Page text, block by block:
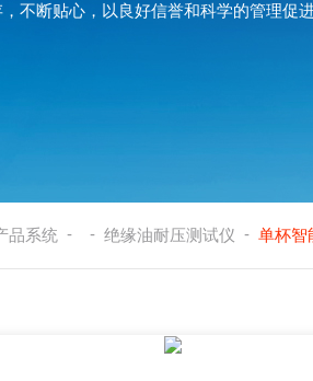
不断贴心，以良好信誉和科学的管理促
品系统 - - 绝缘油耐压测试仪 - 单杯智